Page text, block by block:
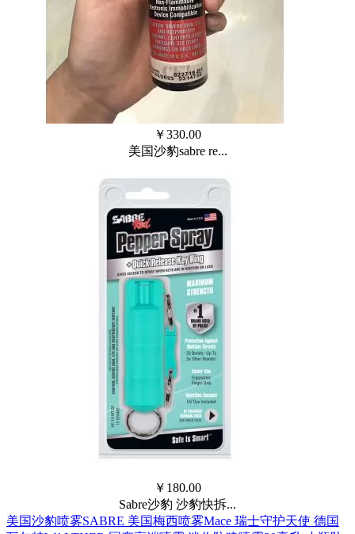
￥330.00
美国沙豹sabre re...
￥ 180.00
Sabre沙豹 沙豹快拆...
美国沙豹喷雾SABRE 美国梅西喷雾Mace 瑞士守护天使 德国